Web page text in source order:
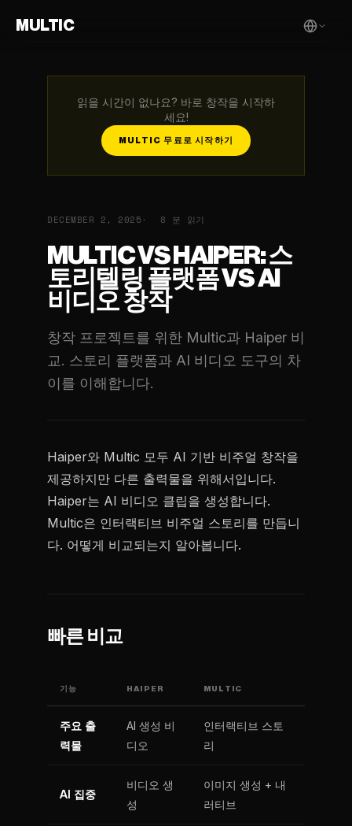
MULTIC
읽을 시간이 없나요? 바로 창작을 시작하
세요!
MULTIC 무료로 시작하기
DECEMBER 2, 2025 8 분 읽기
MULTIC VS HAIPER: 스
토리텔링 플랫폼 VS AI
비디오 창작
창작 프로젝트를 위한 Multic과 Haiper 비
교. 스토리 플랫폼과 AI 비디오 도구의 차
이를 이해합니다.
Haiper와 Multic 모두 AI 기반 비주얼 창작을
제공하지만 다른 출력물을 위해서입니다.
Haiper는 AI 비디오 클립을 생성합니다.
Multic은 인터랙티브 비주얼 스토리를 만듭니
다. 어떻게 비교되는지 알아봅니다.
빠른 비교
기능 HAIPER MULTIC
주요 출
력물
AI 생성 비
디오
인터랙티브 스토
리
AI 집중
비디오 생
성
이미지 생성 + 내
러티브